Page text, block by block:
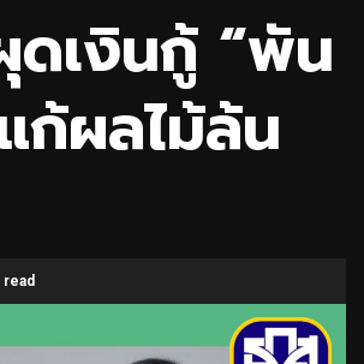
ดเงินกู้ “พัน
ก้ผลไม้ล้น
read